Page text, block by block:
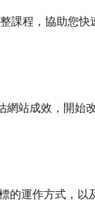
課程，協助您快
站成效，開始改
的運作方式，以